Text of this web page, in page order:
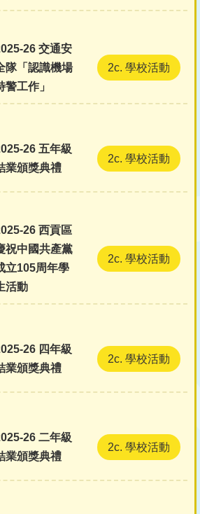
26 交通安
隊「認識機場
警工作」
2c. 學校活動
26 五年級
業頒獎典禮
2c. 學校活動
26 西貢區
祝中國共產黨
立105周年學
活動
2c. 學校活動
26 四年級
業頒獎典禮
2c. 學校活動
26 二年級
業頒獎典禮
2c. 學校活動